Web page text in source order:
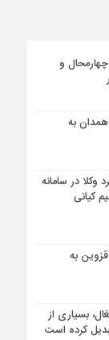
و
به
در سامانه
کیانی
به
بسیاری از
کرده است